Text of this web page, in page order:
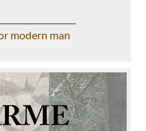
modern man